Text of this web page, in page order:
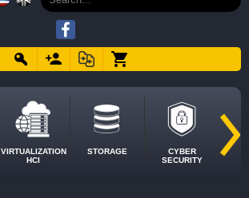
VIRTUALIZATION
HCI
STORAGE
CYBER
SECURITY